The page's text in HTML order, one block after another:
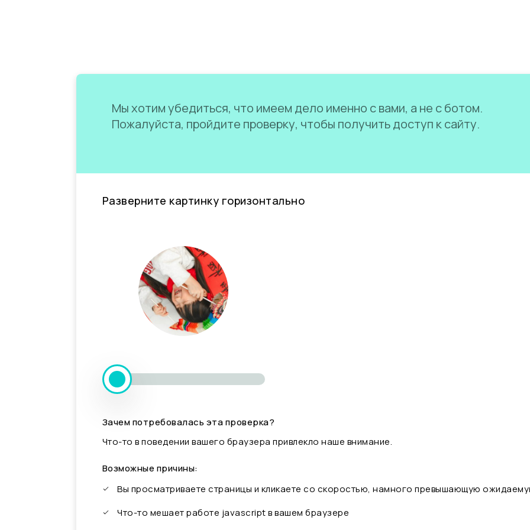
Мы хотим убедиться, что имеем дело именно с вами, а не с ботом.
Пожалуйста, пройдите проверку, чтобы получить доступ к сайту.
Разверните картинку горизонтально
Зачем потребовалась эта проверка?
Что-то в поведении вашего браузера привлекло наше внимание.
Возможные причины:
Вы просматриваете страницы и кликаете со скоростью, намного превышающую
Что-то мешает работе javascript в вашем браузере